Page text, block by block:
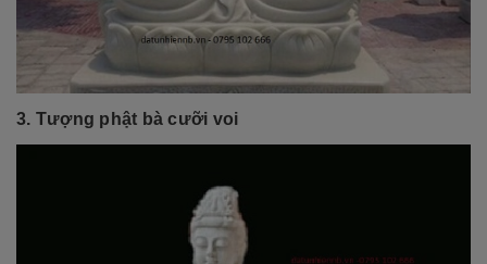
3. Tượng phật bà cưỡi voi